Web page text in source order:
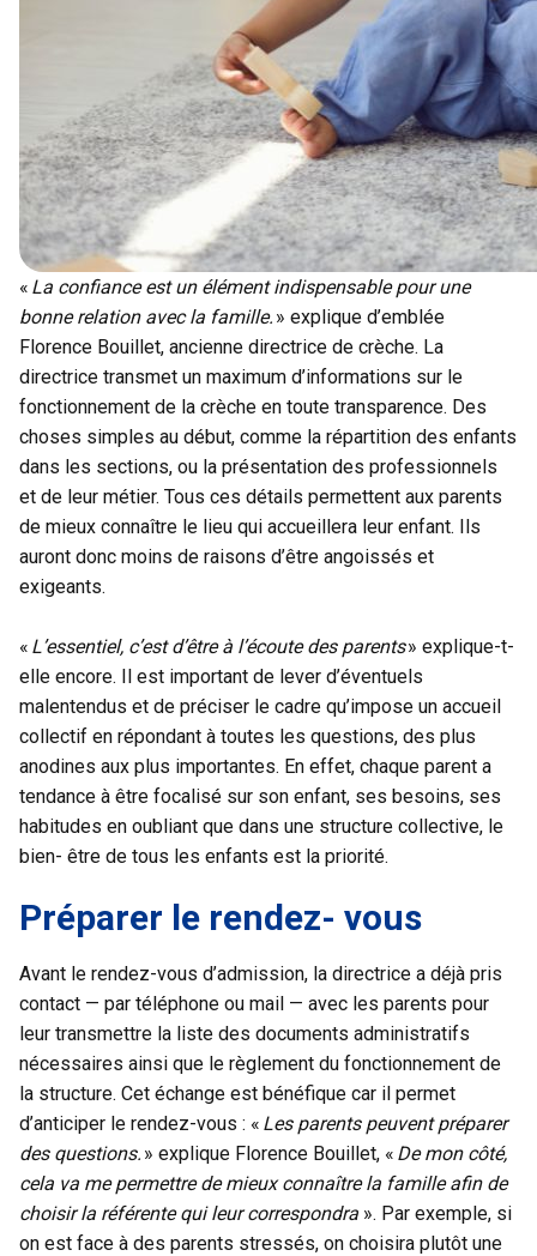
« La confiance est un élément indispensable pour une
bonne relation avec la famille. » explique d’emblée
Florence Bouillet, ancienne directrice de crèche. La
directrice transmet un maximum d’informations sur le
fonctionnement de la crèche en toute transparence. Des
choses simples au début, comme la répartition des enfants
dans les sections, ou la présentation des professionnels
et de leur métier. Tous ces détails permettent aux parents
de mieux connaître le lieu qui accueillera leur enfant. Ils
auront donc moins de raisons d’être angoissés et
exigeants.
« L’essentiel, c’est d’être à l’écoute des parents» explique-t-
elle encore. Il est important de lever d’éventuels
malentendus et de préciser le cadre qu’impose un accueil
collectif en répondant à toutes les questions, des plus
anodines aux plus importantes. En effet, chaque parent a
tendance à être focalisé sur son enfant, ses besoins, ses
habitudes en oubliant que dans une structure collective, le
bien- être de tous les enfants est la priorité.
Préparer le rendez- vous
Avant le rendez-vous d’admission, la directrice a déjà pris
contact — par téléphone ou mail — avec les parents pour
leur transmettre la liste des documents administratifs
nécessaires ainsi que le règlement du fonctionnement de
la structure. Cet échange est bénéfique car il permet
d’anticiper le rendez-vous : « Les parents peuvent préparer
des questions. » explique Florence Bouillet, « De mon côté,
cela va me permettre de mieux connaître la famille afin de
choisir la référente qui leur correspondra ». Par exemple, si
on est face à des parents stressés, on choisira plutôt une